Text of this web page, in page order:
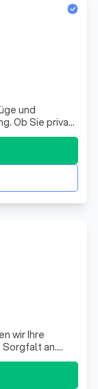
und
Ob Sie privat
Ihnen mit
Team
bis hin zu
wir Ihre
an.
dass